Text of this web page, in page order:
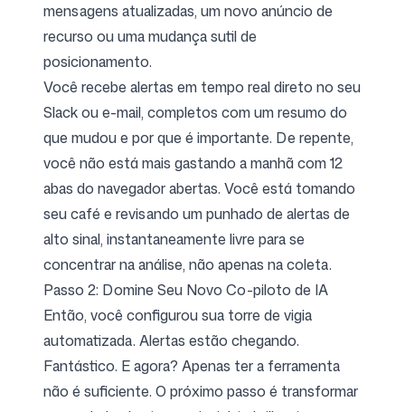
mensagens atualizadas, um novo anúncio de
recurso ou uma mudança sutil de
posicionamento.
Você recebe alertas em tempo real direto no seu
Slack ou e-mail, completos com um resumo do
que mudou e por que é importante. De repente,
você não está mais gastando a manhã com 12
abas do navegador abertas. Você está tomando
seu café e revisando um punhado de alertas de
alto sinal, instantaneamente livre para se
concentrar na análise, não apenas na coleta.
Passo 2: Domine Seu Novo Co-piloto de IA
Então, você configurou sua torre de vigia
automatizada. Alertas estão chegando.
Fantástico. E agora? Apenas ter a ferramenta
não é suficiente. O próximo passo é transformar